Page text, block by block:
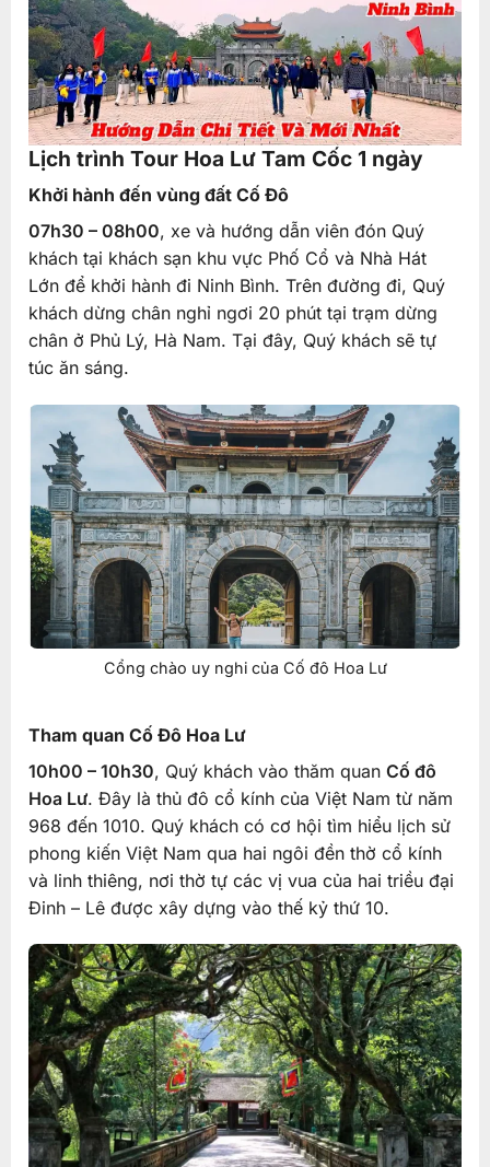
Lịch trình Tour Hoa Lư Tam Cốc 1 ngày
Khởi hành đến vùng đất Cố Đô
07h30 – 08h00, xe và hướng dẫn viên đón Quý
khách tại khách sạn khu vực Phố Cổ và Nhà Hát
Lớn để khởi hành đi Ninh Bình. Trên đường đi, Quý
khách dừng chân nghỉ ngơi 20 phút tại trạm dừng
chân ở Phủ Lý, Hà Nam. Tại đây, Quý khách sẽ tự
túc ăn sáng.
Cổng chào uy nghi của Cố đô Hoa Lư
Tham quan Cố Đô Hoa Lư
10h00 – 10h30, Quý khách vào thăm quan Cố đô
Hoa Lư. Đây là thủ đô cổ kính của Việt Nam từ năm
968 đến 1010. Quý khách có cơ hội tìm hiểu lịch sử
phong kiến Việt Nam qua hai ngôi đền thờ cổ kính
và linh thiêng, nơi thờ tự các vị vua của hai triều đại
Đinh – Lê được xây dựng vào thế kỷ thứ 10.